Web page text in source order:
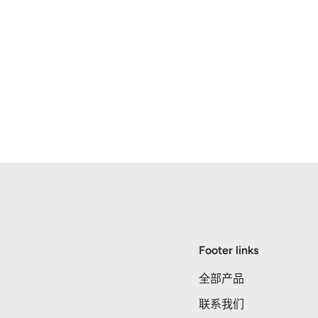
Footer links
全部产品
联系我们